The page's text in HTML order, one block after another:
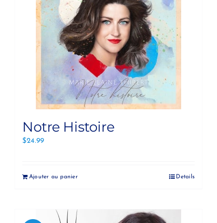
Notre Histoire
$24.99
Ajouter au panier Details